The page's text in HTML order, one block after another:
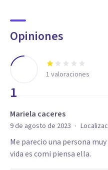
Opiniones
1
1 valoraciones
Mariela caceres
9 de agosto de 2023 ·
Me parecio una persona
vida es comi piensa ella.